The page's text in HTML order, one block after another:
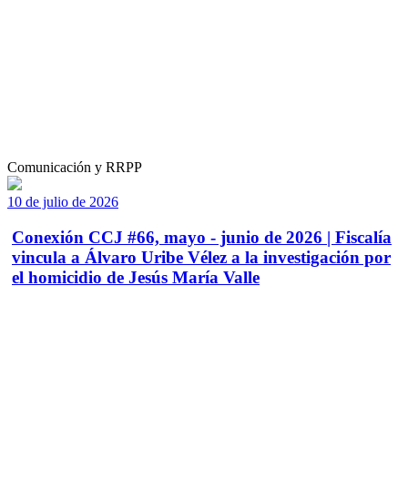
Comunicación y RRPP
10 de julio de 2026
Conexión CCJ #66, mayo - junio de 2026 | Fiscalía
vincula a Álvaro Uribe Vélez a la investigación por
el homicidio de Jesús María Valle